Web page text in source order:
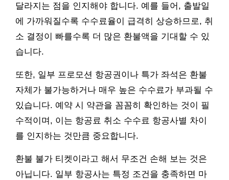
달라지는 점을 인지해야 합니다. 예를 들어, 출발일
에 가까워질수록 수수료율이 급격히 상승하므로, 취
소 결정이 빠를수록 더 많은 환불액을 기대할 수 있
습니다.
또한, 일부 프로모션 항공권이나 특가 좌석은 환불
자체가 불가능하거나 매우 높은 수수료가 부과될 수
있습니다. 예약 시 약관을 꼼꼼히 확인하는 것이 필
수적이며, 이는 항공료 취소 수수료 항공사별 차이
를 인지하는 것만큼 중요합니다.
환불 불가 티켓이라고 해서 무조건 손해 보는 것은
아닙니다. 일부 항공사는 특정 조건을 충족하면 마